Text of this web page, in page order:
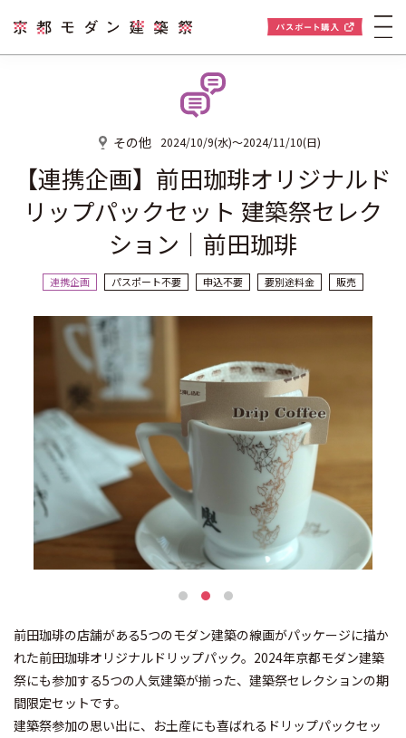
その他 2024/10/9(水)～2024/11/10(日)
【連携企画】前田珈琲オリジナルド
リップパックセット 建築祭セレク
ション｜前田珈琲
連携企画 パスポート不要 申込不要 要別途料金 販売
前田珈琲の店舗がある5つのモダン建築の線画がパッケージに描か
れた前田珈琲オリジナルドリップパック。2024年京都モダン建築
祭にも参加する5つの人気建築が揃った、建築祭セレクションの期
間限定セットです。
建築祭参加の思い出に、お土産にも喜ばれるドリップパックセッ